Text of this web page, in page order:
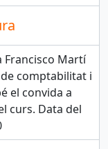
Francisco Martí
comptabilitat i
el convida a
curs. Data del